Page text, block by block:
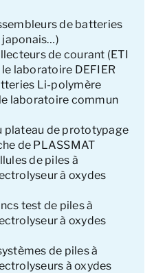
de batteries
japonais…)
de courant (ETI
laboratoire DEFIER
Li-polymère
laboratoire commun
plateau de prototypage
de PLASSMAT
de piles à
à oxydes
test de piles à
à oxydes
de piles à
à oxydes